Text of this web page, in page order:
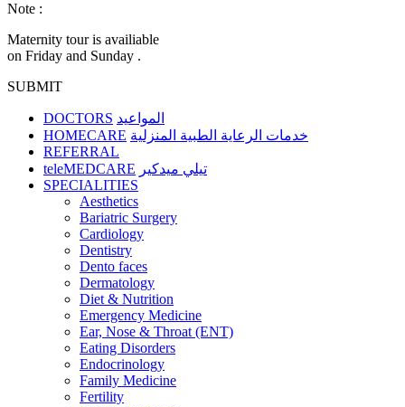
Note :
Maternity tour is availiable
on Friday and Sunday .
SUBMIT
DOCTORS المواعيد
HOMECARE خدمات الرعاية الطبية المنزلية
REFERRAL
teleMEDCARE تيلي ميدكير
SPECIALITIES
Aesthetics
Bariatric Surgery
Cardiology
Dentistry
Dento faces
Dermatology
Diet & Nutrition
Emergency Medicine
Ear, Nose & Throat (ENT)
Eating Disorders
Endocrinology
Family Medicine
Fertility